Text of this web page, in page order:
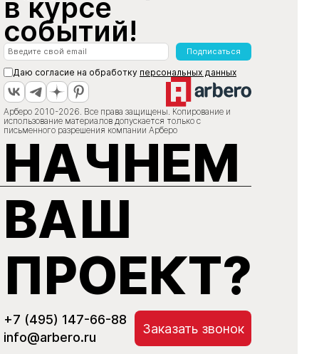
в курсе
событий!
Подписаться
Даю согласие на обработку персональных данных
Арберо 2010-2026. Все права защищены. Копирование и
использование материалов допускается только с
письменного разрешения компании Арберо
НАЧНЕМ
ВАШ
ПРОЕКТ?
+7 (495) 147-66-88
info@arbero.ru
Заказать звонок